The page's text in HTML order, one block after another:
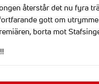
återstår det nu fyra
gott om
borta mot